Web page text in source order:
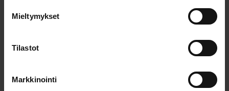
Mieltymykset
Tilastot
Markkinointi